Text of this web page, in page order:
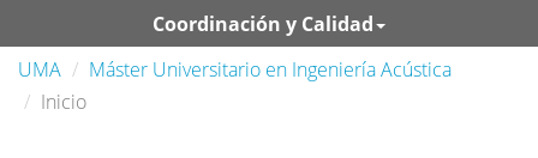
Coordinación y Calidad
UMA
Máster Universitario en Ingeniería Acústica
Inicio